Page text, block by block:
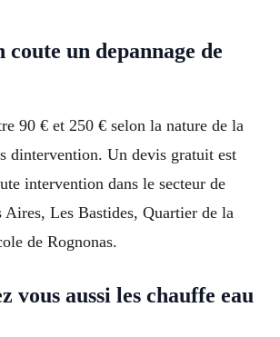
coute un depannage de
90 € et 250 € selon la nature de la
dintervention. Un devis gratuit est
intervention dans le secteur de
Les Bastides, Quartier de la
de Rognonas.
vous aussi les chauffe eau